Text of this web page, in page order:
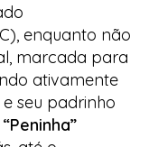
enquanto não
marcada para
ativamente
seu padrinho